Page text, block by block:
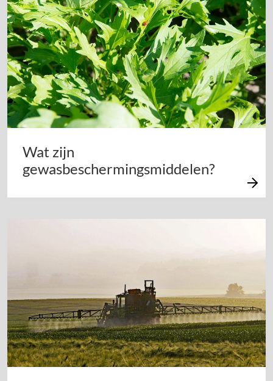
Wat zijn
gewasbeschermingsmiddelen?